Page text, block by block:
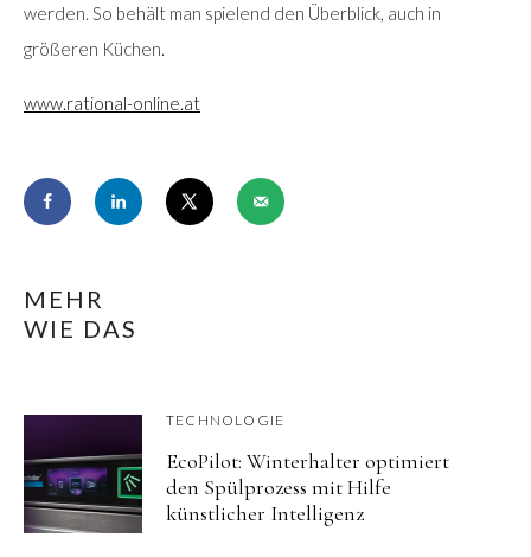
werden. So behält man spielend den Überblick, auch in
größeren Küchen.
www.rational-online.at
MEHR
WIE DAS
TECHNOLOGIE
EcoPilot: Winterhalter optimiert
den Spülprozess mit Hilfe
künstlicher Intelligenz